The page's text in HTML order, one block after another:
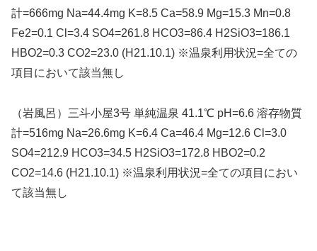
計=666mg Na=44.4mg K=8.5 Ca=58.9 Mg=15.3 Mn=0.8
Fe2=0.1 Cl=3.4 SO4=261.8 HCO3=86.4 H2SiO3=186.1
HBO2=0.3 CO2=23.0 (H21.10.1) ※温泉利用状況=全ての
項目において該当無し
（岩風呂）三斗小屋3号 単純温泉 41.1℃ pH=6.6 溶存物質
計=516mg Na=26.6mg K=6.4 Ca=46.4 Mg=12.6 Cl=3.0
SO4=212.9 HCO3=34.5 H2SiO3=172.8 HBO2=0.2
CO2=14.6 (H21.10.1) ※温泉利用状況=全ての項目におい
て該当無し